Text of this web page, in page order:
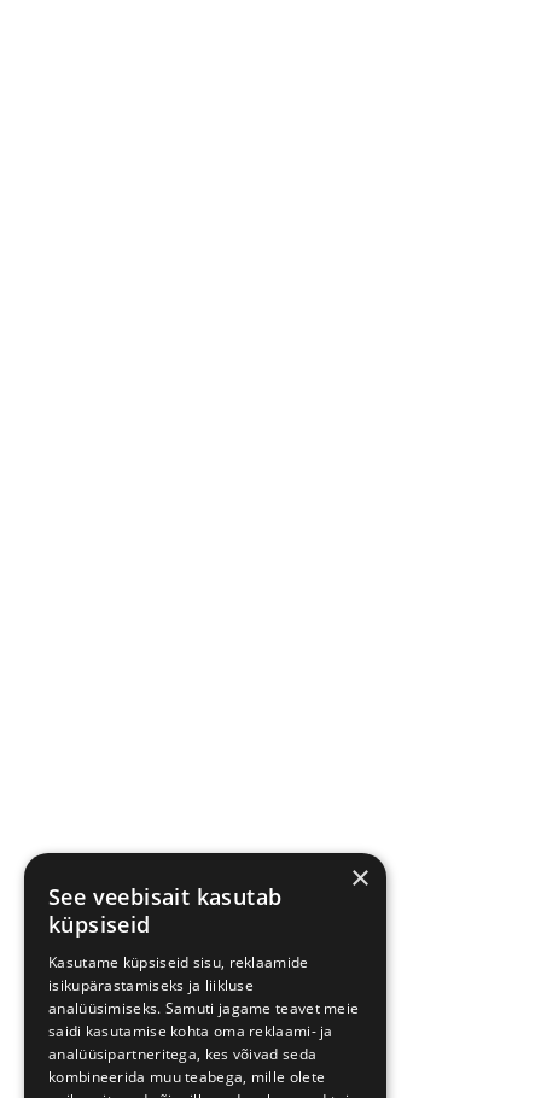
×
See veebisait kasutab
küpsiseid
Kasutame küpsiseid sisu, reklaamide
isikupärastamiseks ja liikluse
analüüsimiseks. Samuti jagame teavet meie
saidi kasutamise kohta oma reklaami- ja
analüüsipartneritega, kes võivad seda
kombineerida muu teabega, mille olete